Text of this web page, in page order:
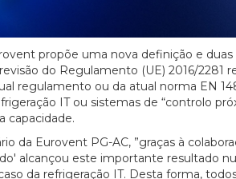
propõe uma nova definição e
do Regulamento (UE) 2016/2281
regulamento ou da atual norma EN
IT ou sistemas de “controlo
capacidade.
da Eurovent PG-AC, ”graças à
alcançou este importante resultado
da refrigeração IT. Desta forma,